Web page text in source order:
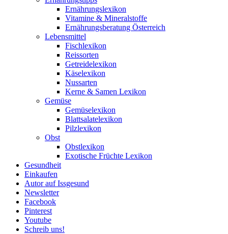
Ernährungslexikon
Vitamine & Mineralstoffe
Ernährungsberatung Österreich
Lebensmittel
Fischlexikon
Reissorten
Getreidelexikon
Käselexikon
Nussarten
Kerne & Samen Lexikon
Gemüse
Gemüselexikon
Blattsalatelexikon
Pilzlexikon
Obst
Obstlexikon
Exotische Früchte Lexikon
Gesundheit
Einkaufen
Autor auf Issgesund
Newsletter
Facebook
Pinterest
Youtube
Schreib uns!